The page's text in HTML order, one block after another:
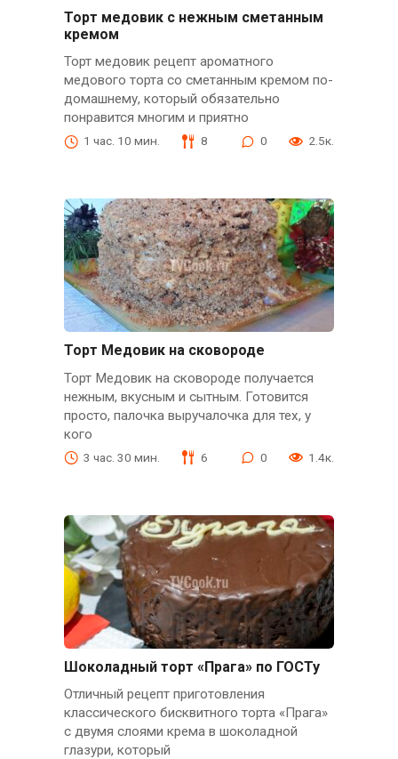
Торт медовик с нежным сметанным
кремом
Торт медовик рецепт ароматного
медового торта со сметанным кремом по-
домашнему, который обязательно
понравится многим и приятно
1 час. 10 мин. 8 0 2.5к.
Торт Медовик на сковороде
Торт Медовик на сковороде получается
нежным, вкусным и сытным. Готовится
просто, палочка выручалочка для тех, у
кого
3 час. 30 мин. 6 0 1.4к.
Шоколадный торт «Прага» по ГОСТу
Отличный рецепт приготовления
классического бисквитного торта «Прага»
с двумя слоями крема в шоколадной
глазури, который